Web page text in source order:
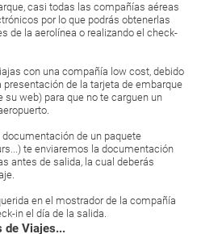
casi todas las compañías aéreas
por lo que podrás obtenerlas
de la aerolínea o realizando el check-
con una compañía low cost, debido
de la tarjeta de embarque
su web) para que no te carguen un
de un paquete
te enviaremos la documentación
antes de salida, la cual deberás
en el mostrador de la compañía
in el día de la salida.
de Viajes...